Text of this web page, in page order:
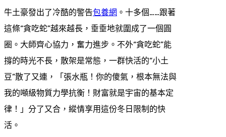
牛土豪發出了冷酷的警告包養網 。十多個……跟著
這條“貪吃蛇”越來越長，垂垂地就圍成了一個圓
圈。大師齊心協力，奮力進步。不外“貪吃蛇”能
撐的時光不長，散架是常態，一群快活的“小土
豆”散了又連，「張水瓶！你的傻氣，根本無法與
我的噸級物質力學抗衡！財富就是宇宙的基本定
律！」分了又合，縱情享用這份冬日限制的快
活。